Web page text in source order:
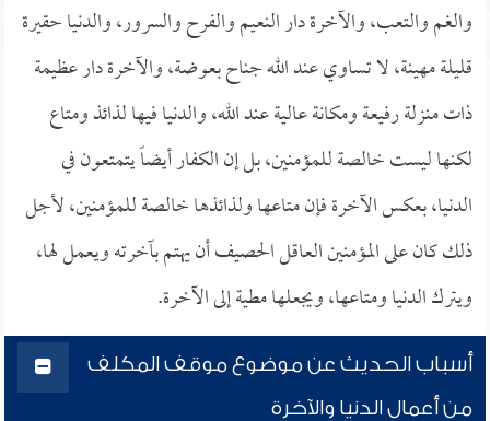
والغم والتعب، والآخرة دار النعيم والفرح والسرور، والدنيا حقيرة
قليلة مهينة، لا تساوي عند الله جناح بعوضة، والآخرة دار عظيمة
ذات منزلة رفيعة ومكانة عالية عند الله، والدنيا فيها لذائذ ومتاع
لكنها ليست خالصة للمؤمنين، بل إن الكفار أيضاً يتمتعون في
الدنيا، بعكس الآخرة فإن متاعها ولذائذها خالصة للمؤمنين، لأجل
ذلك كان على المؤمنين العاقل الحصيف أن يهتم بآخرته ويعمل لها،
ويترك الدنيا ومتاعها، ويجعلها مطية إلى الآخرة.
أسباب الحديث عن موضوع موقف المكلف
من أعمال الدنيا والآخرة